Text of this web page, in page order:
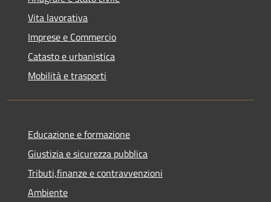
Vita lavorativa
Imprese e Commercio
Catasto e urbanistica
Mobilità e trasporti
Educazione e formazione
Giustizia e sicurezza pubblica
Tributi,finanze e contravvenzioni
Ambiente